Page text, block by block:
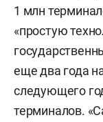
1 млн
«простую
еще два года
следующего
терминалов.